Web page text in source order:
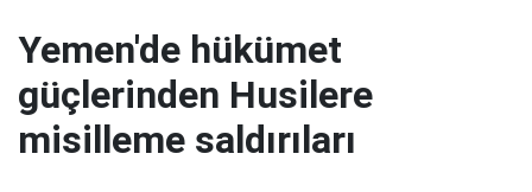
Yemen'de hükümet
güçlerinden Husilere
misilleme saldırıları